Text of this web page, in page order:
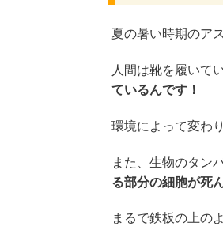
夏の暑い時期のア
人間は靴を履いて
ているんです！
環境によって変わ
また、生物のタン
る部分の細胞が死
まるで鉄板の上の